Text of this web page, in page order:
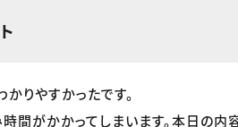
りやすかったです。
間がかかってしまいます。本日の内